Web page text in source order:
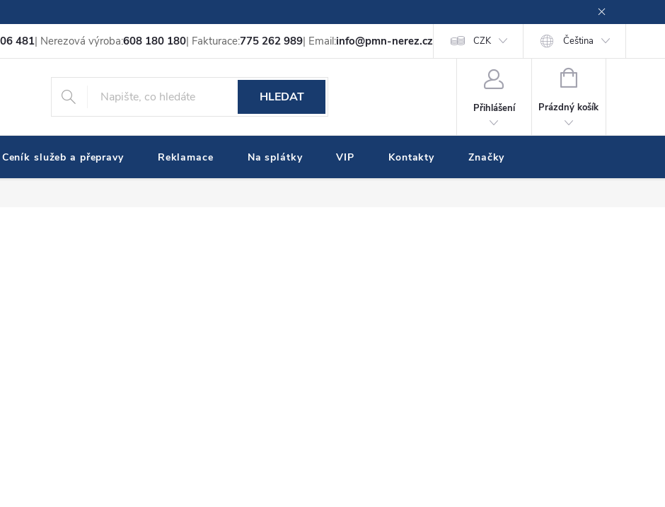
481| Nerezová výroba:608 180 180| Fakturace:775 262 989| Email:info@pmn-nerez.cz CZK Čeština
HLEDAT
Přihlášení
NÁKUPNÍ
Prázdný košík
Ceník služeb a přepravy Reklamace Na splátky VIP Kontakty Značky